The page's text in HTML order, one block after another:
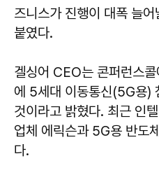
즈니스가 진행이 대폭 늘
붙였다.
겔싱어 CEO는 콘퍼런스
에 5세대 이동통신(5G용)
것이라고 밝혔다. 최근 인
업체 에릭슨과 5G용 반도
다.